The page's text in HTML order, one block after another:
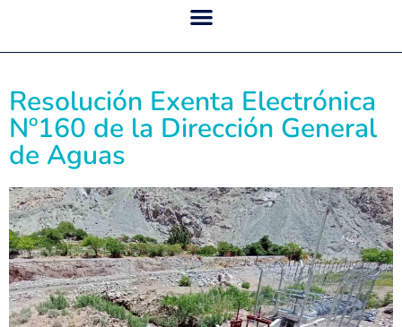
Resolución Exenta Electrónica
Nº160 de la Dirección General
de Aguas